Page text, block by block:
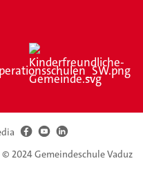
© 2024 Gemeindeschule Vaduz